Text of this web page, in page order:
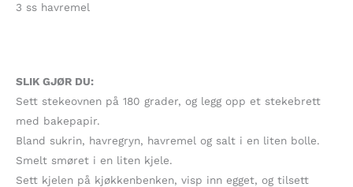
3 ss havremel
SLIK GJØR DU:
Sett stekeovnen på 180 grader, og legg opp et stekebrett
med bakepapir.
Bland sukrin, havregryn, havremel og salt i en liten bolle.
Smelt smøret i en liten kjele.
Sett kjelen på kjøkkenbenken, visp inn egget, og tilsett